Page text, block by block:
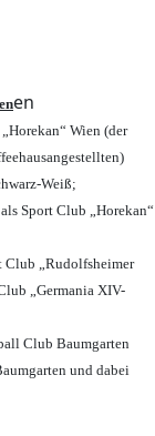
en
Wien (der
Weiß;
Sport Club „Horekan“
Club „Rudolfsheimer
„Germania XIV-
Club Baumgarten
und dabei